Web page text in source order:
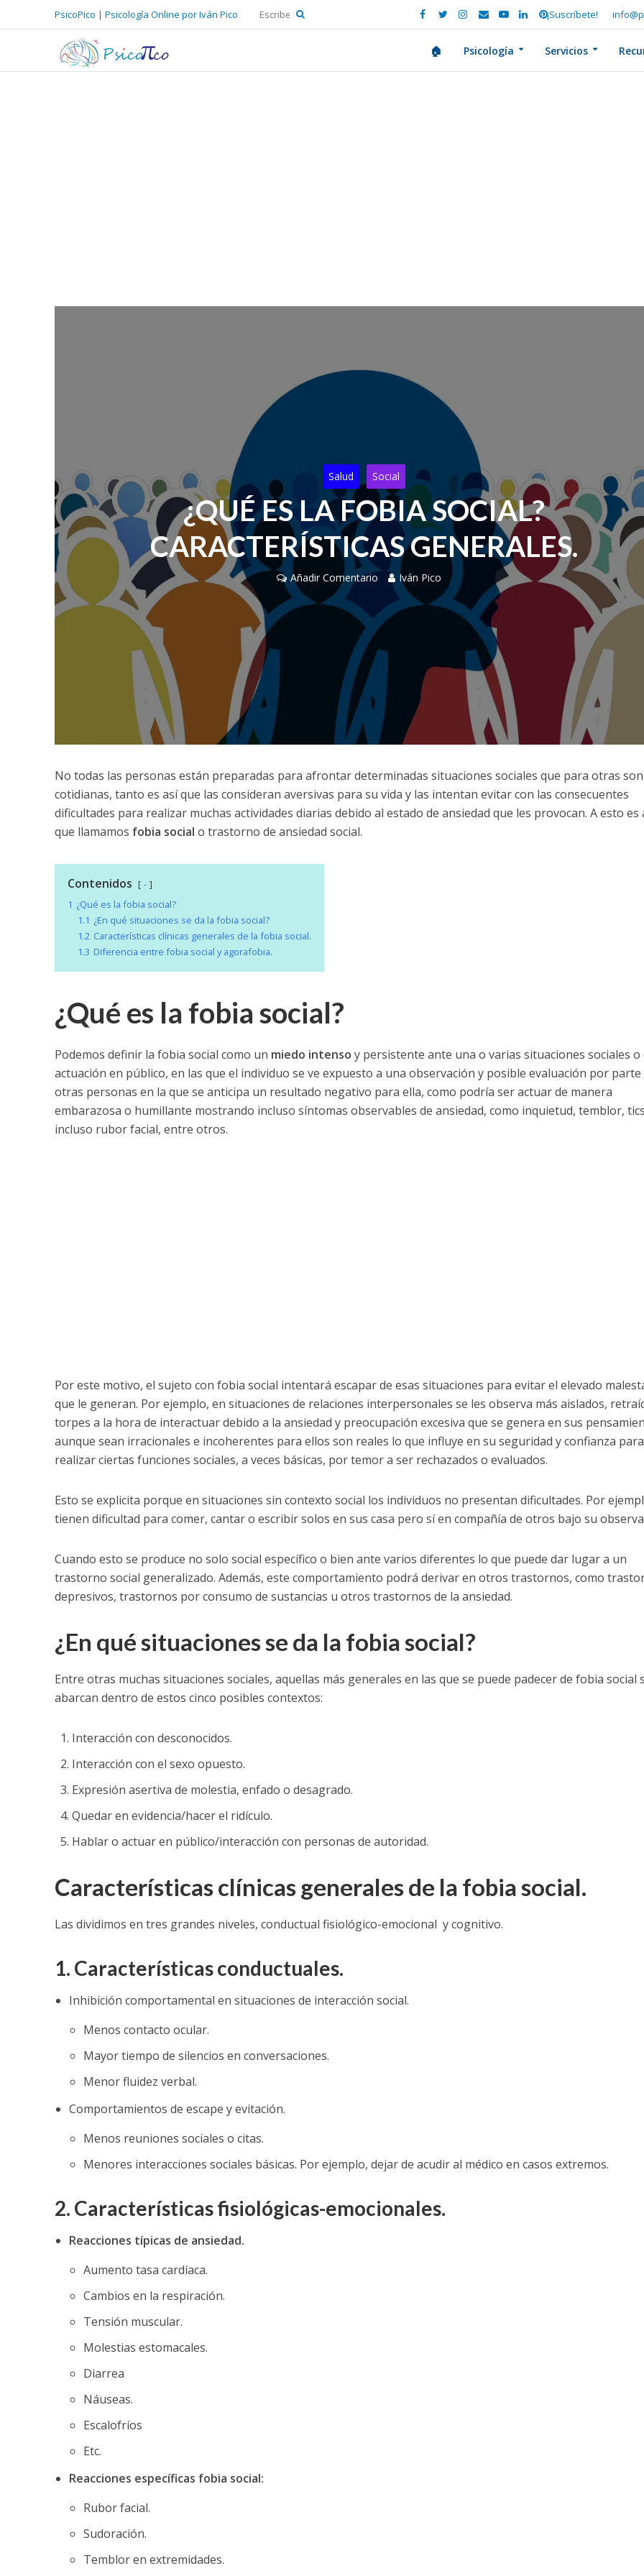
PsicoPico | Psicología Online por Iván Pico ¡Suscríbete!
🏠 Psicología Servicios
Salud Social
¿QUÉ ES LA FOBIA SOCIAL?
CARACTERÍSTICAS GENERALES.
Añadir Comentario Iván Pico
No todas las personas están preparadas para afrontar determinadas situaciones sociales que para otras son
cotidianas, tanto es así que las consideran aversivas para su vida y las intentan evitar con las consecuentes
dificultades para realizar muchas actividades diarias debido al estado de ansiedad que les provocan. A esto es
que llamamos fobia social o trastorno de ansiedad social.
Contenidos
-
1 ¿Qué es la fobia social?
1.1 ¿En qué situaciones se da la fobia social?
1.2 Características clínicas generales de la fobia social.
1.3 Diferencia entre fobia social y agorafobia.
¿Qué es la fobia social?
Podemos definir la fobia social como un miedo intenso y persistente ante una o varias situaciones sociales o
actuación en público, en las que el individuo se ve expuesto a una observación y posible evaluación por parte
otras personas en la que se anticipa un resultado negativo para ella, como podría ser actuar de manera
embarazosa o humillante mostrando incluso síntomas observables de ansiedad, como inquietud, temblor,
incluso rubor facial, entre otros.
Por este motivo, el sujeto con fobia social intentará escapar de esas situaciones para evitar el elevado
que le generan. Por ejemplo, en situaciones de relaciones interpersonales se les observa más aislados,
torpes a la hora de interactuar debido a la ansiedad y preocupación excesiva que se genera en sus
aunque sean irracionales e incoherentes para ellos son reales lo que influye en su seguridad y confianza para
realizar ciertas funciones sociales, a veces básicas, por temor a ser rechazados o evaluados.
Esto se explicita porque en situaciones sin contexto social los individuos no presentan dificultades. Por
tienen dificultad para comer, cantar o escribir solos en sus casa pero sí en compañía de otros bajo su
Cuando esto se produce no solo social específico o bien ante varios diferentes lo que puede dar lugar a un
trastorno social generalizado. Además, este comportamiento podrá derivar en otros trastornos, como
depresivos, trastornos por consumo de sustancias u otros trastornos de la ansiedad.
¿En qué situaciones se da la fobia social?
Entre otras muchas situaciones sociales, aquellas más generales en las que se puede padecer de fobia social
abarcan dentro de estos cinco posibles contextos:
Interacción con desconocidos.
Interacción con el sexo opuesto.
Expresión asertiva de molestia, enfado o desagrado.
Quedar en evidencia/hacer el ridículo.
Hablar o actuar en público/interacción con personas de autoridad.
Características clínicas generales de la fobia social.
Las dividimos en tres grandes niveles, conductual fisiológico-emocional y cognitivo.
1. Características conductuales.
Inhibición comportamental en situaciones de interacción social.
Menos contacto ocular.
Mayor tiempo de silencios en conversaciones.
Menor fluidez verbal.
Comportamientos de escape y evitación.
Menos reuniones sociales o citas.
Menores interacciones sociales básicas. Por ejemplo, dejar de acudir al médico en casos extremos.
2. Características fisiológicas-emocionales.
Reacciones típicas de ansiedad.
Aumento tasa cardíaca.
Cambios en la respiración.
Tensión muscular.
Molestias estomacales.
Diarrea
Náuseas.
Escalofríos
Etc.
Reacciones específicas fobia social:
Rubor facial.
Sudoración.
Temblor en extremidades.